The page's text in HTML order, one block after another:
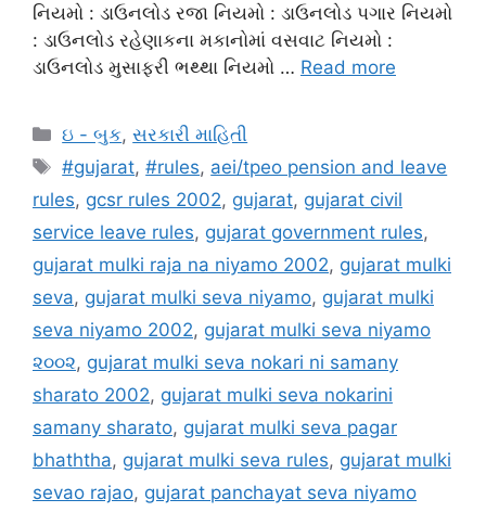
નિયમો : ડાઉનલોડ રજા નિયમો : ડાઉનલોડ પગાર નિયમો
: ડાઉનલોડ રહેણાકના મકાનોમાં વસવાટ નિયમો :
ડાઉનલોડ મુસાફરી ભથ્થા નિયમો … Read more
Categories
ઇ - બુક,સરકારી માહિતી
Tags
#gujarat,#rules, aei/tpeo pension and leave
rules, gcsr rules 2002, gujarat, gujarat civil
service leave rules, gujarat government rules,
gujarat mulki raja na niyamo 2002, gujarat mulki
seva, gujarat mulki seva niyamo, gujarat mulki
seva niyamo 2002, gujarat mulki seva niyamo
૨૦૦૨, gujarat mulki seva nokari ni samany
sharato 2002, gujarat mulki seva nokarini
samany sharato, gujarat mulki seva pagar
bhaththa, gujarat mulki seva rules, gujarat mulki
sevao rajao, gujarat panchayat seva niyamo